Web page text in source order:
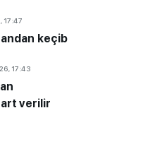
17:47
keçib
17:43
verilir